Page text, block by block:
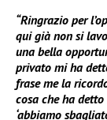
“Ringrazio per
qui già non si
una bella
privato mi ha
frase me la
cosa che ha
‘abbiamo